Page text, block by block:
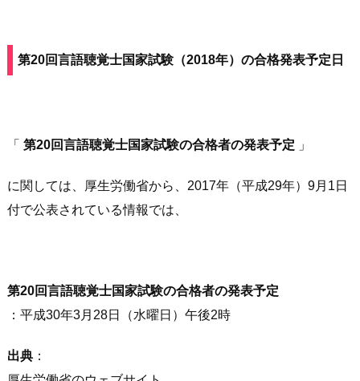
第20回言語聴覚士国家試験（2018年）の合格発表予定日
「 第20回言語聴覚士国家試験の合格者の発表予定 」
に関しては、厚生労働省から、2017年（平成29年）9月1日
付で公表されている情報では、
第20回言語聴覚士国家試験の合格者の発表予定
：平成30年3月28日（水曜日）午後2時
出典 ：